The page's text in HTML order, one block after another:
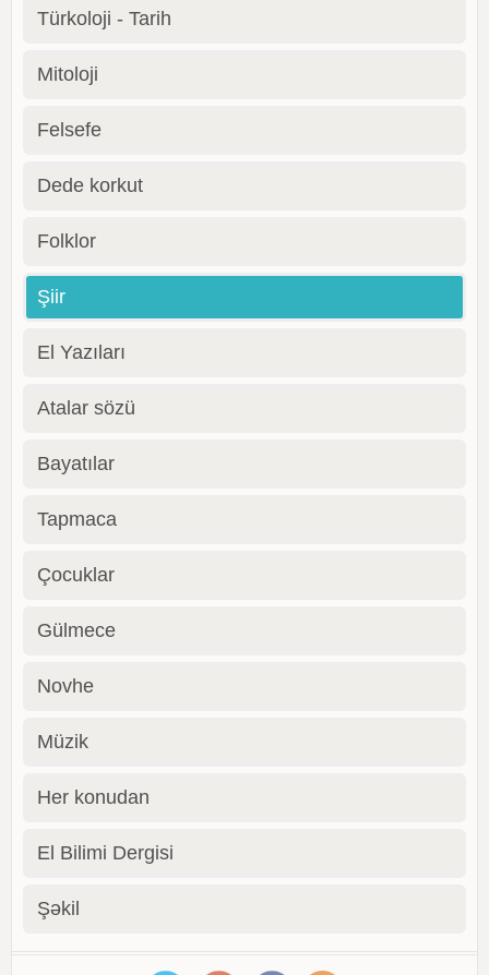
Türkoloji - Tarih
Mitoloji
Felsefe
Dede korkut
Folklor
Şiir
El Yazıları
Atalar sözü
Bayatılar
Tapmaca
Çocuklar
Gülmece
Novhe
Müzik
Her konudan
El Bilimi Dergisi
Şəkil